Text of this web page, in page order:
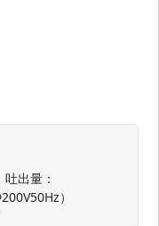
出量：
）